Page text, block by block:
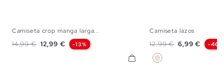
M L
Camiseta crop manga larga...
Precio base
14,99 € Precio
12,99 € -13%
Camiseta lazos
Precio base
12,99 € Precio
6,99 € -46%
Arena